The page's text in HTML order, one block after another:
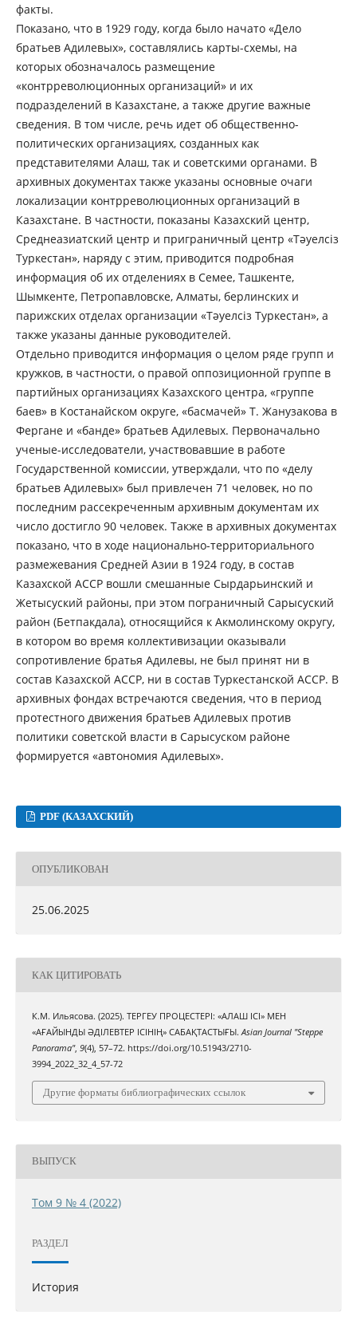
факты.
Показано, что в 1929 году, когда было начато «Дело
братьев Адилевых», составлялись карты-схемы, на
которых обозначалось размещение
«контрреволюционных организаций» и их
подразделений в Казахстане, а также другие важные
сведения. В том числе, речь идет об общественно-
политических организациях, созданных как
представителями Алаш, так и советскими органами. В
архивных документах также указаны основные очаги
локализации контрреволюционных организаций в
Казахстане. В частности, показаны Казахский центр,
Среднеазиатский центр и приграничный центр «Тәуелсіз
Туркестан», наряду с этим, приводится подробная
информация об их отделениях в Семее, Ташкенте,
Шымкенте, Петропавловске, Алматы, берлинских и
парижских отделах организации «Тәуелсіз Туркестан», а
также указаны данные руководителей.
Отдельно приводится информация о целом ряде групп и
кружков, в частности, о правой оппозиционной группе в
партийных организациях Казахского центра, «группе
баев» в Костанайском округе, «басмачей» Т. Жанузакова в
Фергане и «банде» братьев Адилевых. Первоначально
ученые-исследователи, участвовавшие в работе
Государственной комиссии, утверждали, что по «делу
братьев Адилевых» был привлечен 71 человек, но по
последним рассекреченным архивным документам их
число достигло 90 человек. Также в архивных документах
показано, что в ходе национально-территориального
размежевания Средней Азии в 1924 году, в состав
Казахской АССР вошли смешанные Сырдарьинский и
Жетысуский районы, при этом пограничный Сарысуский
район (Бетпакдала), относящийся к Акмолинскому округу,
в котором во время коллективизации оказывали
сопротивление братья Адилевы, не был принят ни в
состав Казахской АССР, ни в состав Туркестанской АССР. В
архивных фондах встречаются сведения, что в период
протестного движения братьев Адилевых против
политики советской власти в Сарысуском районе
формируется «автономия Адилевых».
PDF (КАЗАХСКИЙ)
ОПУБЛИКОВАН
25.06.2025
КАК ЦИТИРОВАТЬ
К.М. Ильясова. (2025). ТЕРГЕУ ПРОЦЕСТЕРІ: «АЛАШ ІСІ» МЕН
«АҒАЙЫНДЫ ӘДІЛЕВТЕР ІСІНІҢ» САБАҚТАСТЫҒЫ.Asian Journal "Steppe
Panorama", 9(4), 57–72. https://doi.org/10.51943/2710-
3994_2022_32_4_57-72
Другие форматы библиографических ссылок
ВЫПУСК
Том 9 № 4 (2022)
РАЗДЕЛ
История